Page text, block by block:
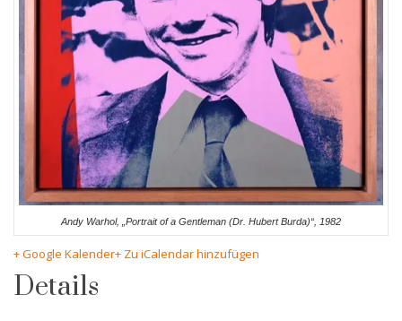
Andy Warhol, „Portrait of a Gentleman (Dr. Hubert Burda)“, 1982
+ Google Kalender+ Zu iCalendar hinzufügen
Details